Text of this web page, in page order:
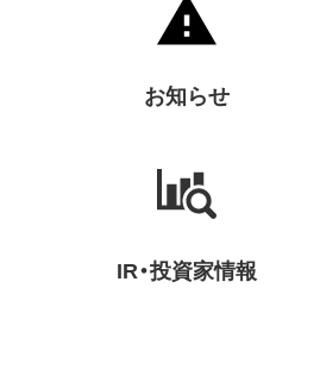
お知らせ
IR・投資家情報